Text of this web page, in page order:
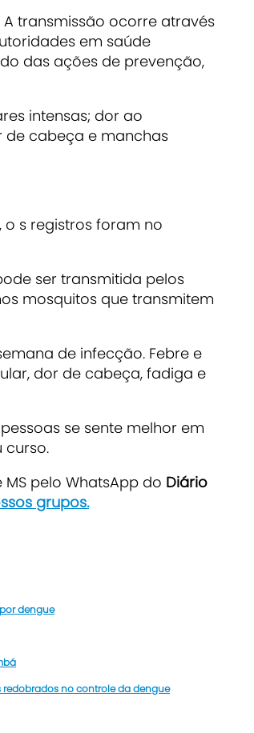
transmissão ocorre através
em saúde
das ações de prevenção,
intensas; dor ao
de cabeça e manchas
s registros foram no
ser transmitida pelos
mosquitos que transmitem
de infecção. Febre e
dor de cabeça, fadiga e
se sente melhor em
curso.
pelo WhatsApp do Diário
grupos.
dengue
no controle da dengue